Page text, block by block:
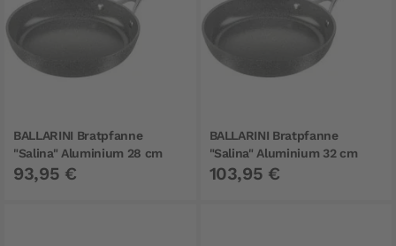
BALLARINI Bratpfanne
"Salina" Aluminium 28 cm
93,95 €
BALLARINI Bratpfanne
"Salina" Aluminium 32 cm
103,95 €